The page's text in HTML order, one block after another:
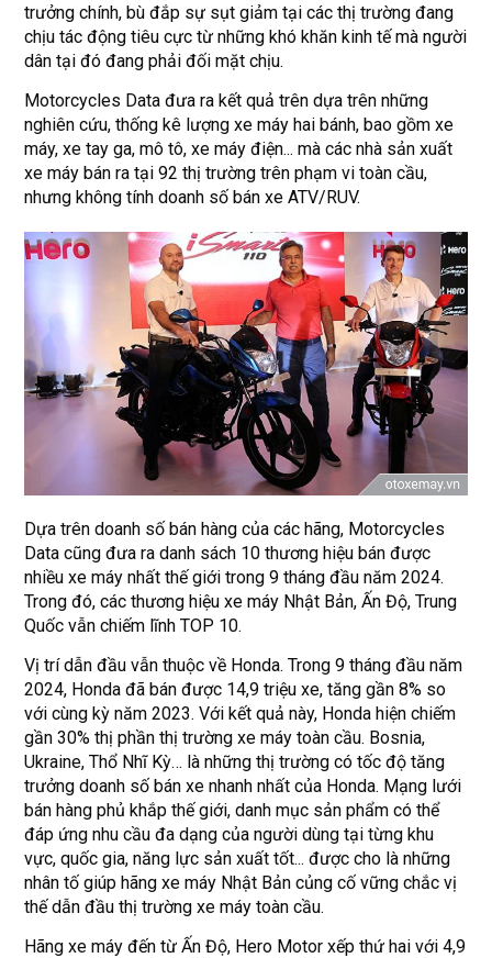
trưởng chính, bù đắp sự sụt giảm tại các thị trường đang
chịu tác động tiêu cực từ những khó khăn kinh tế mà người
dân tại đó đang phải đối mặt chịu.
Motorcycles Data đưa ra kết quả trên dựa trên những
nghiên cứu, thống kê lượng xe máy hai bánh, bao gồm xe
máy, xe tay ga, mô tô, xe máy điện... mà các nhà sản xuất
xe máy bán ra tại 92 thị trường trên phạm vi toàn cầu,
nhưng không tính doanh số bán xe ATV/RUV.
Dựa trên doanh số bán hàng của các hãng, Motorcycles
Data cũng đưa ra danh sách 10 thương hiệu bán được
nhiều xe máy nhất thế giới trong 9 tháng đầu năm 2024.
Trong đó, các thương hiệu xe máy Nhật Bản, Ấn Độ, Trung
Quốc vẫn chiếm lĩnh TOP 10.
Vị trí dẫn đầu vẫn thuộc về Honda. Trong 9 tháng đầu năm
2024, Honda đã bán được 14,9 triệu xe, tăng gần 8% so
với cùng kỳ năm 2023. Với kết quả này, Honda hiện chiếm
gần 30% thị phần thị trường xe máy toàn cầu. Bosnia,
Ukraine, Thổ Nhĩ Kỳ… là những thị trường có tốc độ tăng
trưởng doanh số bán xe nhanh nhất của Honda. Mạng lưới
bán hàng phủ khắp thế giới, danh mục sản phẩm có thể
đáp ứng nhu cầu đa dạng của người dùng tại từng khu
vực, quốc gia, năng lực sản xuất tốt... được cho là những
nhân tố giúp hãng xe máy Nhật Bản củng cố vững chắc vị
thế dẫn đầu thị trường xe máy toàn cầu.
Hãng xe máy đến từ Ấn Độ, Hero Motor xếp thứ hai với 4,9